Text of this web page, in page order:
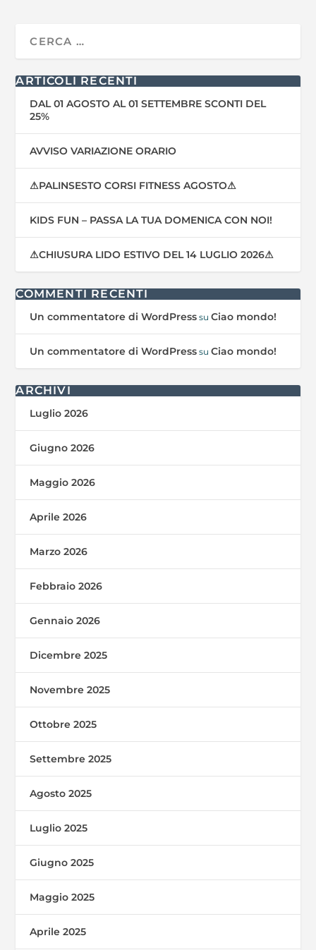
ARTICOLI RECENTI
DAL 01 AGOSTO AL 01 SETTEMBRE SCONTI DEL
25%
AVVISO VARIAZIONE ORARIO
⚠PALINSESTO CORSI FITNESS AGOSTO⚠
KIDS FUN – PASSA LA TUA DOMENICA CON NOI!
⚠CHIUSURA LIDO ESTIVO DEL 14 LUGLIO 2026⚠
COMMENTI RECENTI
Un commentatore di WordPress suCiao mondo!
Un commentatore di WordPress suCiao mondo!
ARCHIVI
Luglio 2026
Giugno 2026
Maggio 2026
Aprile 2026
Marzo 2026
Febbraio 2026
Gennaio 2026
Dicembre 2025
Novembre 2025
Ottobre 2025
Settembre 2025
Agosto 2025
Luglio 2025
Giugno 2025
Maggio 2025
Aprile 2025